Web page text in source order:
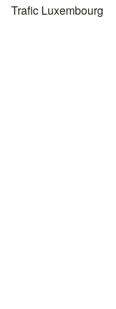
Trafic Luxembourg